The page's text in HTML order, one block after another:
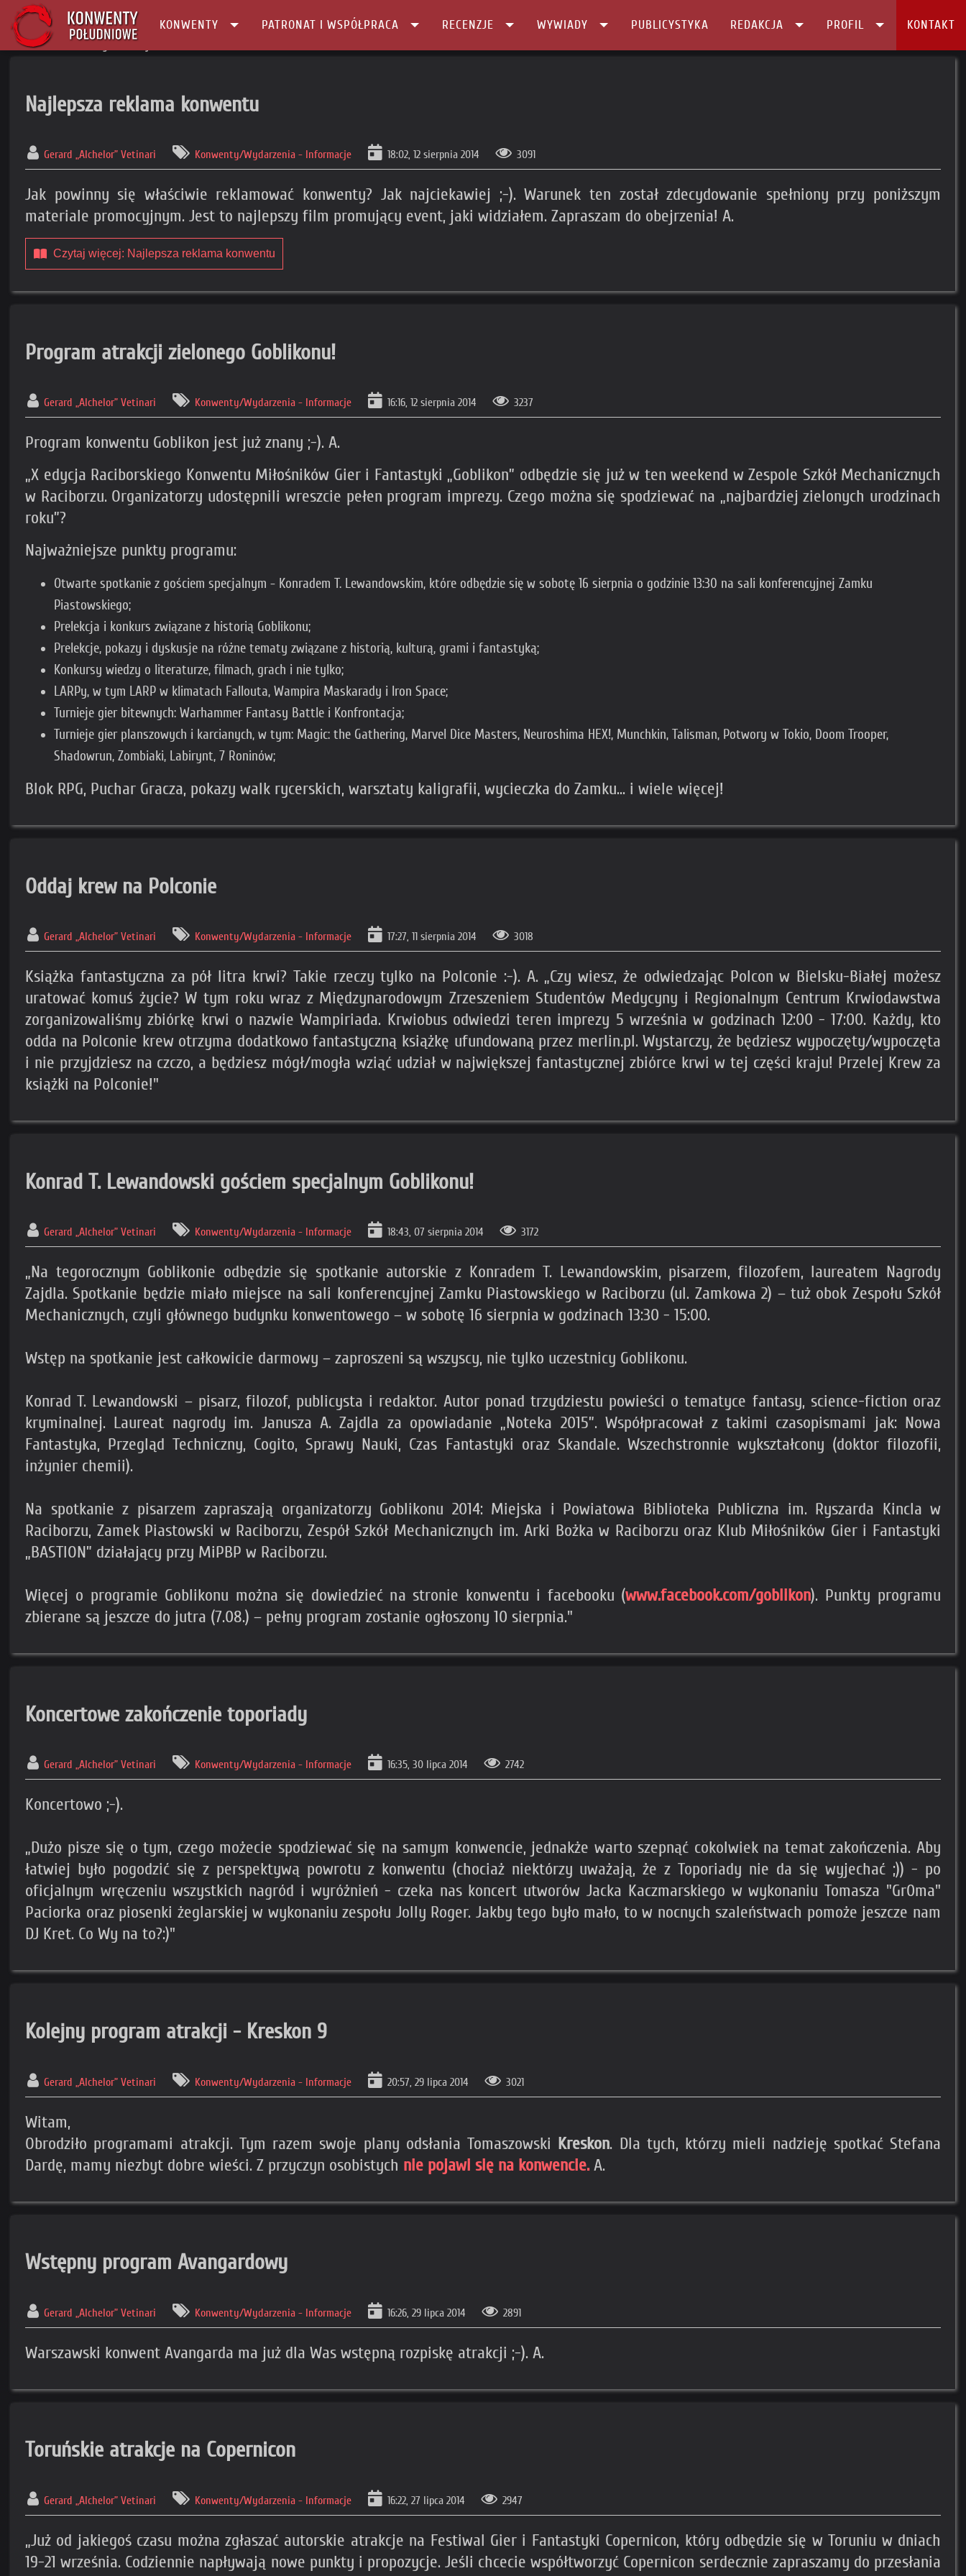
KONWENTY PATRONAT I WSPÓŁPRACA RECENZJE WYWIADY PUBLICYSTYKA REDAKCJA PROFIL KONTAKT
Główna
Najlepsza reklama konwentu
Gerard „Alchelor” Vetinari Konwenty/Wydarzenia - Informacje 18:02, 12 sierpnia 2014 3091
Jak powinny się właściwie reklamować konwenty? Jak najciekawiej ;-). Warunek ten został zdecydowanie spełniony przy poniższym
materiale promocyjnym. Jest to najlepszy film promujący event, jaki widziałem. Zapraszam do obejrzenia! A.
Czytaj więcej: Najlepsza reklama konwentu
Program atrakcji zielonego Goblikonu!
Gerard „Alchelor” Vetinari Konwenty/Wydarzenia - Informacje 16:16, 12 sierpnia 2014 3237
Program konwentu Goblikon jest już znany ;-). A.
„X edycja Raciborskiego Konwentu Miłośników Gier i Fantastyki „Goblikon” odbędzie się już w ten weekend w Zespole Szkół Mechanicznych
w Raciborzu. Organizatorzy udostępnili wreszcie pełen program imprezy. Czego można się spodziewać na „najbardziej zielonych urodzinach
roku”?
Najważniejsze punkty programu:
Otwarte spotkanie z gościem specjalnym - Konradem T. Lewandowskim, które odbędzie się w sobotę 16 sierpnia o godzinie 13:30 na sali konferencyjnej Zamku
Piastowskiego;
Prelekcja i konkurs związane z historią Goblikonu;
Prelekcje, pokazy i dyskusje na różne tematy związane z historią, kulturą, grami i fantastyką;
Konkursy wiedzy o literaturze, filmach, grach i nie tylko;
LARPy, w tym LARP w klimatach Fallouta, Wampira Maskarady i Iron Space;
Turnieje gier bitewnych: Warhammer Fantasy Battle i Konfrontacja;
Turnieje gier planszowych i karcianych, w tym: Magic: the Gathering, Marvel Dice Masters, Neuroshima HEX!, Munchkin, Talisman, Potwory w Tokio, Doom Trooper,
Shadowrun, Zombiaki, Labirynt, 7 Roninów;
Blok RPG, Puchar Gracza, pokazy walk rycerskich, warsztaty kaligrafii, wycieczka do Zamku... i wiele więcej!
Oddaj krew na Polconie
Gerard „Alchelor” Vetinari Konwenty/Wydarzenia - Informacje 17:27, 11 sierpnia 2014 3018
Książka fantastyczna za pół litra krwi? Takie rzeczy tylko na Polconie :-). A. „Czy wiesz, że odwiedzając Polcon w Bielsku-Białej możesz
uratować komuś życie? W tym roku wraz z Międzynarodowym Zrzeszeniem Studentów Medycyny i Regionalnym Centrum Krwiodawstwa
zorganizowaliśmy zbiórkę krwi o nazwie Wampiriada. Krwiobus odwiedzi teren imprezy 5 września w godzinach 12:00 - 17:00. Każdy, kto
odda na Polconie krew otrzyma dodatkowo fantastyczną książkę ufundowaną przez merlin.pl. Wystarczy, że będziesz wypoczęty/wypoczęta
i nie przyjdziesz na czczo, a będziesz mógł/mogła wziąć udział w największej fantastycznej zbiórce krwi w tej części kraju! Przelej Krew za
książki na Polconie!"
Konrad T. Lewandowski gościem specjalnym Goblikonu!
Gerard „Alchelor” Vetinari Konwenty/Wydarzenia - Informacje 18:43, 07 sierpnia 2014 3172
„Na tegorocznym Goblikonie odbędzie się spotkanie autorskie z Konradem T. Lewandowskim, pisarzem, filozofem, laureatem Nagrody
Zajdla. Spotkanie będzie miało miejsce na sali konferencyjnej Zamku Piastowskiego w Raciborzu (ul. Zamkowa 2) – tuż obok Zespołu Szkół
Mechanicznych, czyli głównego budynku konwentowego – w sobotę 16 sierpnia w godzinach 13:30 - 15:00.
Wstęp na spotkanie jest całkowicie darmowy – zaproszeni są wszyscy, nie tylko uczestnicy Goblikonu.
Konrad T. Lewandowski – pisarz, filozof, publicysta i redaktor. Autor ponad trzydziestu powieści o tematyce fantasy, science-fiction oraz
kryminalnej. Laureat nagrody im. Janusza A. Zajdla za opowiadanie „Noteka 2015”. Współpracował z takimi czasopismami jak: Nowa
Fantastyka, Przegląd Techniczny, Cogito, Sprawy Nauki, Czas Fantastyki oraz Skandale. Wszechstronnie wykształcony (doktor filozofii,
inżynier chemii).
Na spotkanie z pisarzem zapraszają organizatorzy Goblikonu 2014: Miejska i Powiatowa Biblioteka Publiczna im. Ryszarda Kincla w
Raciborzu, Zamek Piastowski w Raciborzu, Zespół Szkół Mechanicznych im. Arki Bożka w Raciborzu oraz Klub Miłośników Gier i Fantastyki
„BASTION” działający przy MiPBP w Raciborzu.
Więcej o programie Goblikonu można się dowiedzieć na stronie konwentu i facebooku (www.facebook.com/goblikon). Punkty programu
zbierane są jeszcze do jutra (7.08.) – pełny program zostanie ogłoszony 10 sierpnia."
Koncertowe zakończenie toporiady
Gerard „Alchelor” Vetinari Konwenty/Wydarzenia - Informacje 16:35, 30 lipca 2014 2742
Koncertowo ;-).
„Dużo pisze się o tym, czego możecie spodziewać się na samym konwencie, jednakże warto szepnąć cokolwiek na temat zakończenia. Aby
łatwiej było pogodzić się z perspektywą powrotu z konwentu (chociaż niektórzy uważają, że z Toporiady nie da się wyjechać ;)) - po
oficjalnym wręczeniu wszystkich nagród i wyróżnień - czeka nas koncert utworów Jacka Kaczmarskiego w wykonaniu Tomasza "Gr0ma"
Paciorka oraz piosenki żeglarskiej w wykonaniu zespołu Jolly Roger. Jakby tego było mało, to w nocnych szaleństwach pomoże jeszcze nam
DJ Kret. Co Wy na to?:)"
Kolejny program atrakcji - Kreskon 9
Gerard „Alchelor” Vetinari Konwenty/Wydarzenia - Informacje 20:57, 29 lipca 2014 3021
Witam,
Obrodziło programami atrakcji. Tym razem swoje plany odsłania Tomaszowski Kreskon. Dla tych, którzy mieli nadzieję spotkać Stefana
Dardę, mamy niezbyt dobre wieści. Z przyczyn osobistych nie pojawi się na konwencie.A.
Wstępny program Avangardowy
Gerard „Alchelor” Vetinari Konwenty/Wydarzenia - Informacje 16:26, 29 lipca 2014 2891
Warszawski konwent Avangarda ma już dla Was wstępną rozpiskę atrakcji ;-). A.
Toruńskie atrakcje na Copernicon
Gerard „Alchelor” Vetinari Konwenty/Wydarzenia - Informacje 16:22, 27 lipca 2014 2947
„Już od jakiegoś czasu można zgłaszać autorskie atrakcje na Festiwal Gier i Fantastyki Copernicon, który odbędzie się w Toruniu w dniach
19-21 września. Codziennie napływają nowe punkty i propozycje. Jeśli chcecie współtworzyć Copernicon serdecznie zapraszamy do przesłania